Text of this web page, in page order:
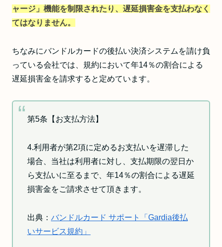
ャージ」機能を制限されたり、遅延損害金を支払わなく
てはなりません。
ちなみにバンドルカードの後払い決済システムを請け負
っている会社では、規約において年14％の割合による
遅延損害金を請求すると定めています。
第5条【お支払方法】
4.利用者が第2項に定めるお支払いを遅滞した
場合、当社は利用者に対し、支払期限の翌日か
ら支払いに至るまで、年14％の割合による遅延
損害金をご請求させて頂きます。
出典： バンドルカード サポート「Gardia後払
いサービス規約」